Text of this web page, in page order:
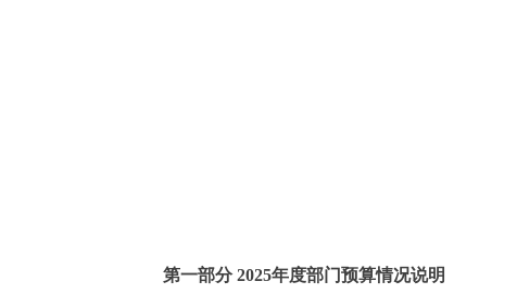
第一部分2025年度部门预算情况说明